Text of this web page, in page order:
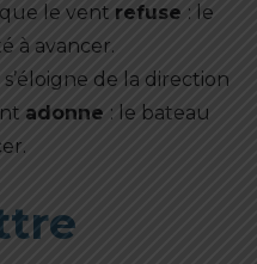
le vent refuse : le
à avancer.
de la direction
adonne : le bateau